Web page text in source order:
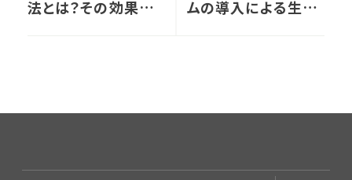
法とは？その効果や
ムの導入による生産